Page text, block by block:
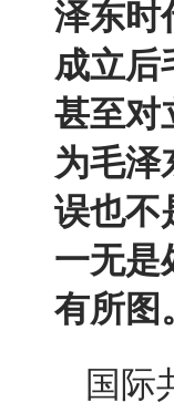
泽东时
成立后
甚至对
为毛泽
误也不
一无是
有所图
国际